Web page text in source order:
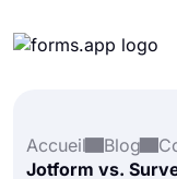
Intégrations
Accueil
Blog